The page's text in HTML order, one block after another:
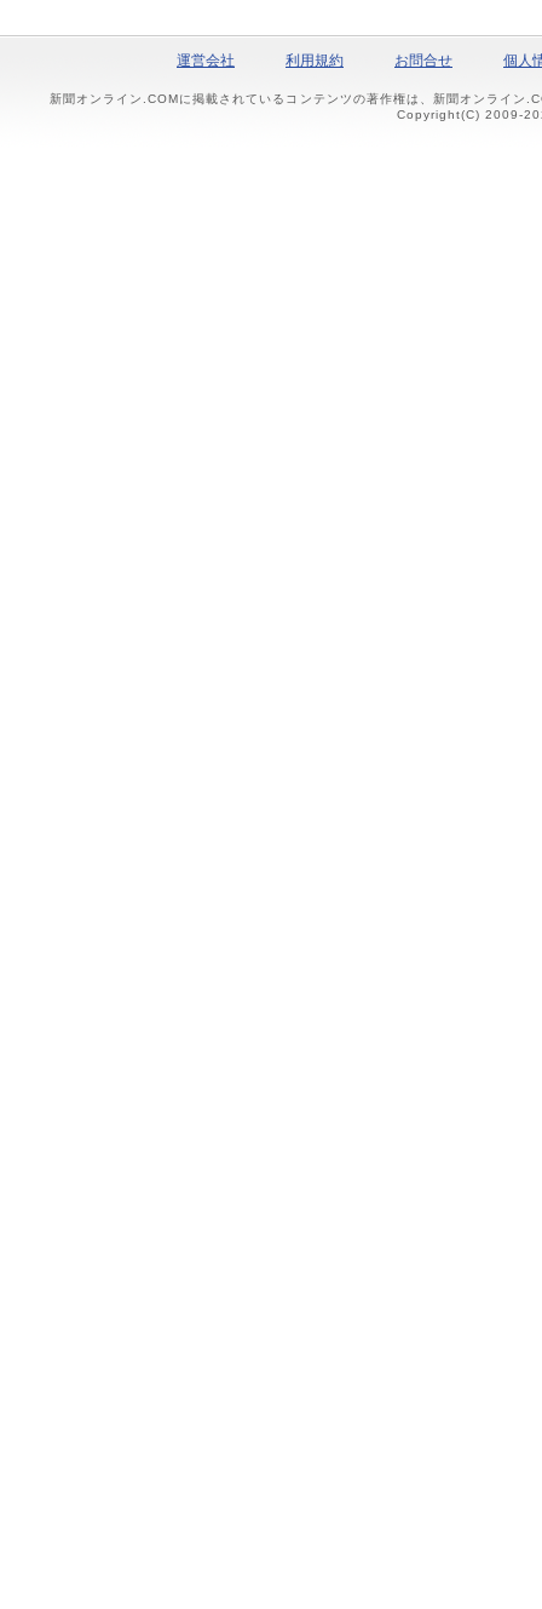
運営会社 利用規約 お問合せ 個人
新聞オンライン.COMに掲載されているコンテンツの著作権は、新聞オンライン
Copyright(C) 2009-